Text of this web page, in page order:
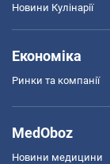
Новини Кулінарії
Економіка
Ринки та компанії
MedOboz
Новини медицини